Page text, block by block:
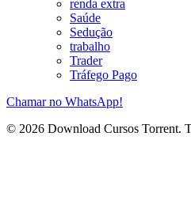
renda extra
Saúde
Sedução
trabalho
Trader
Tráfego Pago
Chamar no WhatsApp!
© 2026 Download Cursos Torrent.